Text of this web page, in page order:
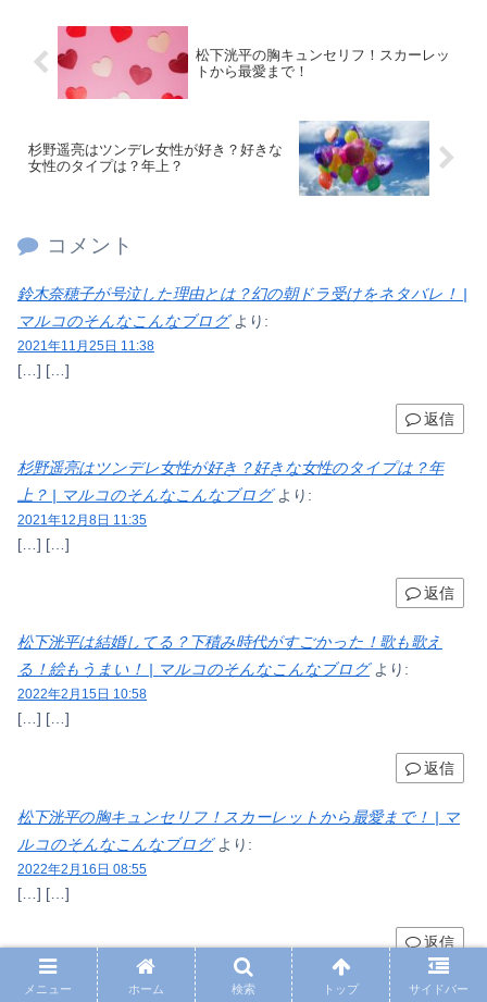
松下洸平の胸キュンセリフ！スカーレッ
トから最愛まで！
杉野遥亮はツンデレ女性が好き？好きな
女性のタイプは？年上？
コメント
鈴木奈穂子が号泣した理由とは？幻の朝ドラ受けをネタバレ！ |
マルコのそんなこんなブログ より:
2021年11月25日 11:38
[…] […]
返信
杉野遥亮はツンデレ女性が好き？好きな女性のタイプは？年
上？ | マルコのそんなこんなブログ より:
2021年12月8日 11:35
[…] […]
返信
松下洸平は結婚してる？下積み時代がすごかった！歌も歌え
る！絵もうまい！ | マルコのそんなこんなブログ より:
2022年2月15日 10:58
[…] […]
返信
松下洸平の胸キュンセリフ！スカーレットから最愛まで！ | マ
ルコのそんなこんなブログ より:
2022年2月16日 08:55
[…] […]
返信
メニュー ホーム 検索 トップ サイドバー